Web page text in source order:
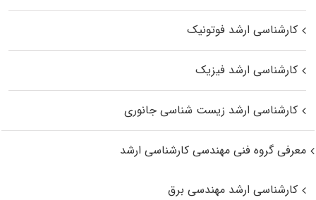
کارشناسی ارشد فوتونیک
کارشناسی ارشد فیزیک
کارشناسی ارشد زیست‌ شناسی جانوری
معرفی گروه فنی مهندسی کارشناسی ارشد
کارشناسی ارشد مهندسی برق